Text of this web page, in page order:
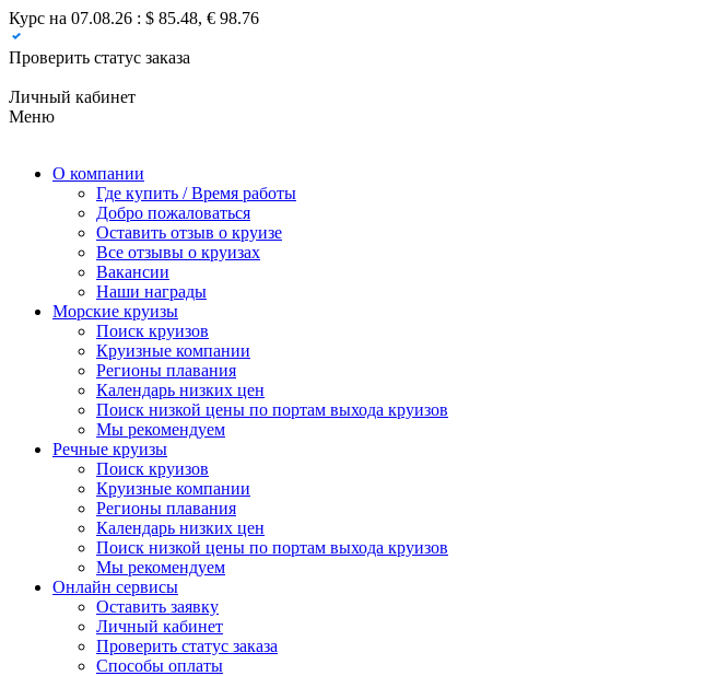
Курс на 07.08.26 : $ 85.48, € 98.76
Проверить статус заказа
Личный кабинет
Меню
О компании
Где купить / Время работы
Добро пожаловаться
Оставить отзыв о круизе
Все отзывы о круизах
Вакансии
Наши награды
Морские круизы
Поиск круизов
Круизные компании
Регионы плавания
Календарь низких цен
Поиск низкой цены по портам выхода круизов
Мы рекомендуем
Речные круизы
Поиск круизов
Круизные компании
Регионы плавания
Календарь низких цен
Поиск низкой цены по портам выхода круизов
Мы рекомендуем
Онлайн сервисы
Оставить заявку
Личный кабинет
Проверить статус заказа
Способы оплаты